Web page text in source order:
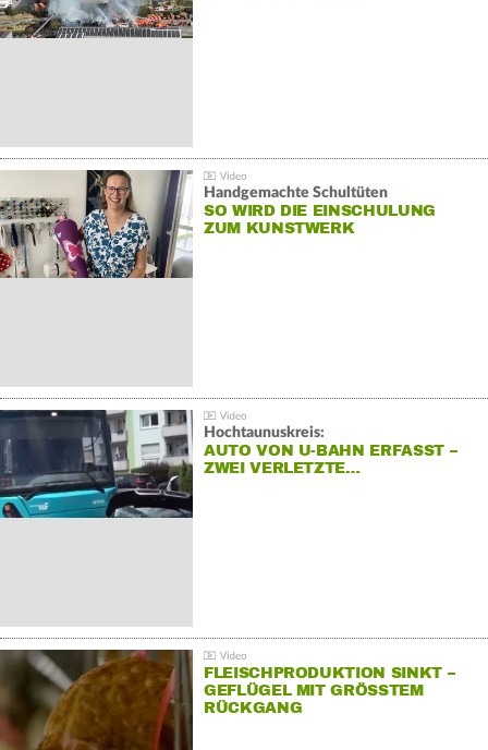
Handgemachte Schultüten
SO WIRD DIE EINSCHULUNG
ZUM KUNSTWERK
Hochtaunuskreis:
AUTO VON U-BAHN ERFASST –
ZWEI VERLETZTE…
FLEISCHPRODUKTION SINKT –
GEFLÜGEL MIT GRÖSSTEM R
ÜCKGANG